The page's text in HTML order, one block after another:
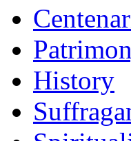
History